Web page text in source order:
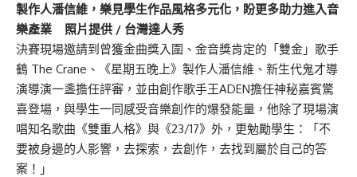
製作人潘信維，樂見學生作品風格多元化，盼更多助力進入音
樂產業 照片提供 / 台灣達人秀
決賽現場邀請到曾獲金曲獎入圍、金音獎肯定的「雙金」歌手
鶴 The Crane、《星期五晚上》製作人潘信維、新生代鬼才導
演導演一盞擔任評審，並由創作歌手王ADEN擔任神秘嘉賓驚
喜登場，與學生一同感受音樂創作的爆發能量，他除了現場演
唱知名歌曲《雙重人格》與《23/17》外，更勉勵學生：「不
要被身邊的人影響，去探索，去創作，去找到屬於自己的答
案！」